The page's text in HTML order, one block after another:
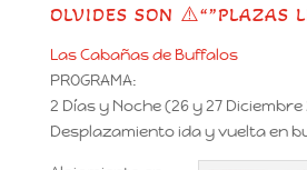
OLVIDES SON ⚠️“”PLAZAS
Las Cabañas de Buffalos
PROGRAMA:
2 Días y Noche (26 y 27 Diciembre
Desplazamiento ida y vuelta en